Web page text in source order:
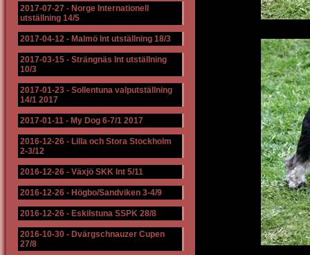
2017-07-27 - Norge Internationell
utställning 14/5
2017-04-12 - Malmö Int utställning 18/3
2017-03-15 - Strängnäs Int utställning
10/3
2017-01-23 - Sollentuna valputställning
14/1 2017
2017-01-11 - My Dog 6-7/1 2017
2016-12-26 - Lilla och Stora Stockholm
2-3/12
2016-12-26 - Växjö SKK Int 5/11
2016-12-26 - Högbo/Sandviken 3-4/9
2016-12-26 - Eskilstuna SSPK 28/8
2016-10-30 - Dvärgschnauzer Cupen
27/8